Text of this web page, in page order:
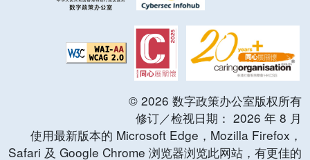
© 2026 数字政策办公室版权所有
修订／检视日期： 2026 年 8 月
使用最新版本的 Microsoft Edge，Mozilla Firefox，
Safari 及 Google Chrome 浏览器浏览此网站，有更佳的